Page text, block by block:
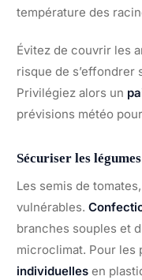
température des
Évitez de couvrir les
risque de s’effondrer
Privilégiez alors un
prévisions météo
Sécuriser les
Les semis de
vulnérables.
branches souples et
microclimat. Pour les
individuelles en